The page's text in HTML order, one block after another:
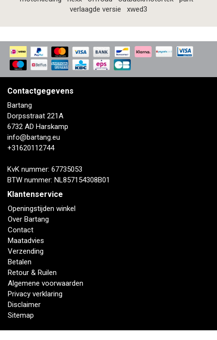
verlaagde versie
xwed3
Contactgegevens
Bartang
Dorpsstraat 221A
6732 AD Harskamp
info@bartang.eu
+31620112744
KvK nummer: 67735053
BTW nummer: NL857154308B01
Klantenservice
Openingstijden winkel
Over Bartang
Contact
Maatadvies
Verzending
Betalen
Retour & Ruilen
Algemene voorwaarden
Privacy verklaring
Disclaimer
Sitemap